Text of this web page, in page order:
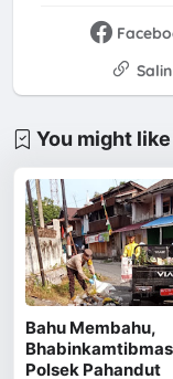
Salin
You might like
Bahu Membahu,
Bhabinkamtibmas
Polsek Pahandut